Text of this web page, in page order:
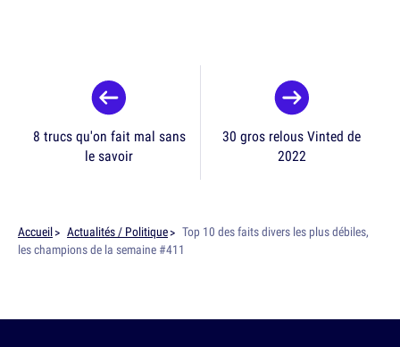
8 trucs qu'on fait mal sans
le savoir
30 gros relous Vinted de
2022
Accueil Actualités / Politique
Top 10 des faits divers les plus débiles,
les champions de la semaine #411